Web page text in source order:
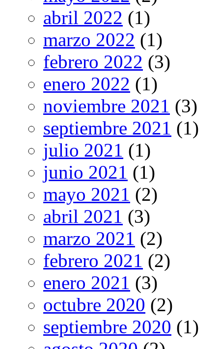
abril 2022 (1)
marzo 2022 (1)
febrero 2022 (3)
enero 2022 (1)
noviembre 2021 (3)
septiembre 2021 (1)
julio 2021 (1)
junio 2021 (1)
mayo 2021 (2)
abril 2021 (3)
marzo 2021 (2)
febrero 2021 (2)
enero 2021 (3)
octubre 2020 (2)
septiembre 2020 (1)